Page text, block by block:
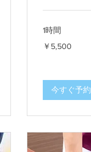
1時間
円
￥5,500
今すぐ予約